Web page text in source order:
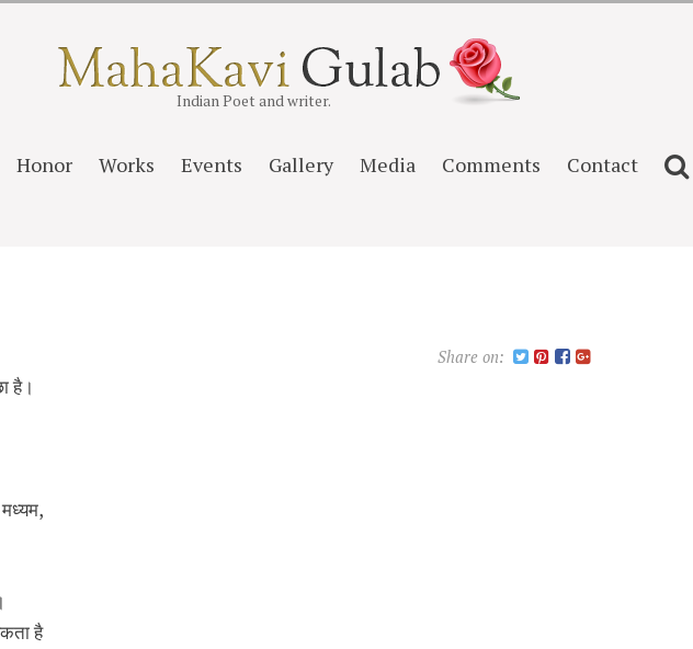
Indian Poet and writer.
Honor Works Events Gallery Media Comments Contact
है।
है
Share on: